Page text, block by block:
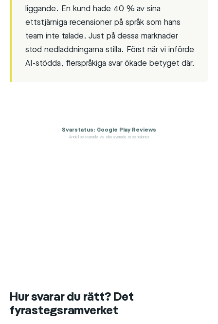
liggande. En kund hade 40 % av sina
ettstjärniga recensioner på språk som hans
team inte talade. Just på dessa marknader
stod nedladdningarna stilla. Först när vi införde
AI-stödda, flerspråkiga svar ökade betyget där.
Svarstatus: Google Play Reviews
Andel besvarade vs. obesvarade recensioner
Hur svarar du rätt? Det
fyrastegsramverket